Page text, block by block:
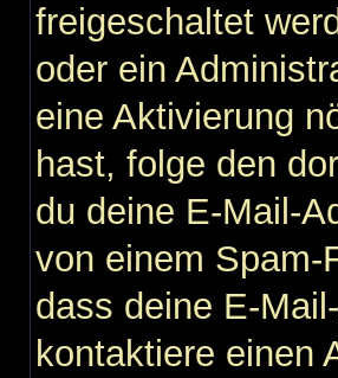
freigeschaltet
oder ein
eine Aktivierung
hast, folge den
du deine E-Mail-
von einem Spam-
dass deine E-
kontaktiere einen